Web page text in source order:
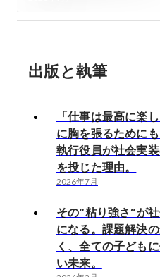
出版と執筆
「仕事は最高に楽
に胸を張るために
執行役員が社会実
を投じた理由。
2026年7月
その“粘り強さ”が
になる。課題解決
く、全ての子ども
い未来。